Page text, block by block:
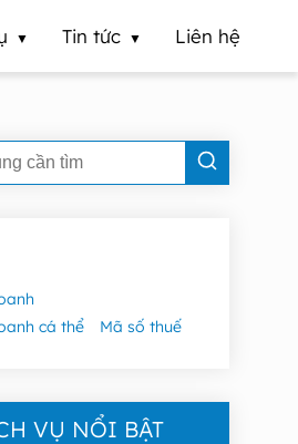
Tin tức Liên hệ
cá thể
Mã số thuế
VỤ NỔI BẬT